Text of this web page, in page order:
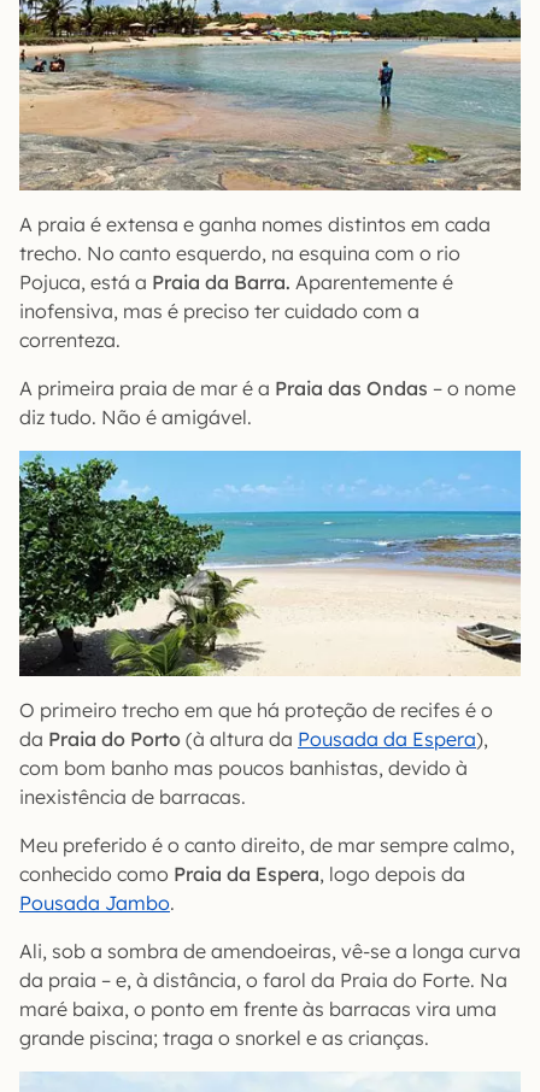
A praia é extensa e ganha nomes distintos em cada
trecho. No canto esquerdo, na esquina com o rio
Pojuca, está a Praia da Barra. Aparentemente é
inofensiva, mas é preciso ter cuidado com a
correnteza.
A primeira praia de mar é a Praia das Ondas – o nome
diz tudo. Não é amigável.
O primeiro trecho em que há proteção de recifes é o
da Praia do Porto (à altura da Pousada da Espera),
com bom banho mas poucos banhistas, devido à
inexistência de barracas.
Meu preferido é o canto direito, de mar sempre calmo,
conhecido como Praia da Espera, logo depois da
Pousada Jambo.
Ali, sob a sombra de amendoeiras, vê-se a longa curva
da praia – e, à distância, o farol da Praia do Forte. Na
maré baixa, o ponto em frente às barracas vira uma
grande piscina; traga o snorkel e as crianças.